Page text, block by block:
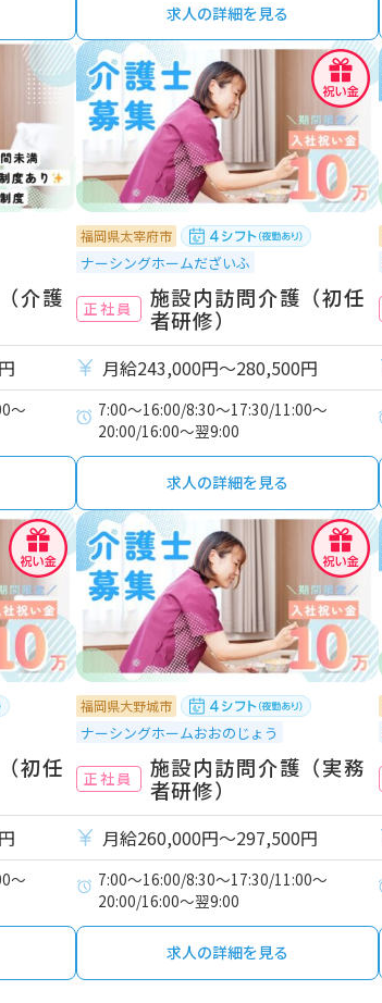
求人の詳細を見る
介護
～
福岡県太宰府市
ナーシングホームだざいふ
正社員
施設内訪問介護（初任
者研修）
月給243,000円〜280,500円
7:00～16:00/8:30～17:30/11:00～
20:00/16:00～翌9:00
求人の詳細を見る
初任
～
福岡県大野城市
ナーシングホームおおのじょう
正社員
施設内訪問介護（実務
者研修）
月給260,000円〜297,500円
7:00～16:00/8:30～17:30/11:00～
20:00/16:00～翌9:00
求人の詳細を見る